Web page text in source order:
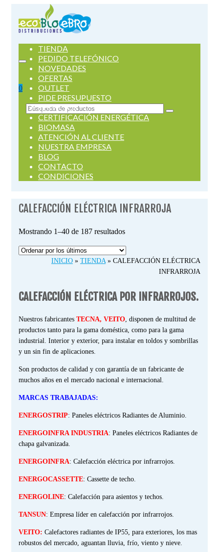
0
Buscar
por:
TIENDA
PEDIDO TELEFÓNICO
NOVEDADES
OFERTAS
OUTLET
PIDE PRESUPUESTO
SERVICIOS
CERTIFICACIÓN ENERGÉTICA
BIOMASA
ATENCIÓN AL CLIENTE
NUESTRA EMPRESA
BLOG
CONTACTO
CONDICIONES
CALEFACCIÓN ELÉCTRICA INFRARROJA
Mostrando 1–40 de 187 resultadosOrdenado
últimos
INICIO » TIENDA » CALEFACCIÓN ELÉCTRICA
INFRARROJA
CALEFACCIÓN ELÉCTRICA POR INFRARROJOS.
Nuestros fabricantes TECNA, VEITO, disponen de multitud de
productos tanto para la gama doméstica, como para la gama
industrial. Interior y exterior, para instalar en toldos y sombrillas
y un sin fin de aplicaciones.
Son productos de calidad y con garantía de un fabricante de
muchos años en el mercado nacional e internacional.
MARCAS TRABAJADAS:
ENERGOSTRIP: Paneles eléctricos Radiantes de Aluminio.
ENERGOINFRA INDUSTRIA: Paneles eléctricos Radiantes de
chapa galvanizada.
ENERGOINFRA: Calefacción eléctrica por infrarrojos.
ENERGOCASSETTE: Cassette de techo.
ENERGOLINE: Calefacción para asientos y techos.
TANSUN: Empresa líder en calefacción por infrarrojos.
VEITO: Calefactores radiantes de IP55, para exteriores, los mas
robustos del mercado, aguantan lluvia, frío, viento y nieve.